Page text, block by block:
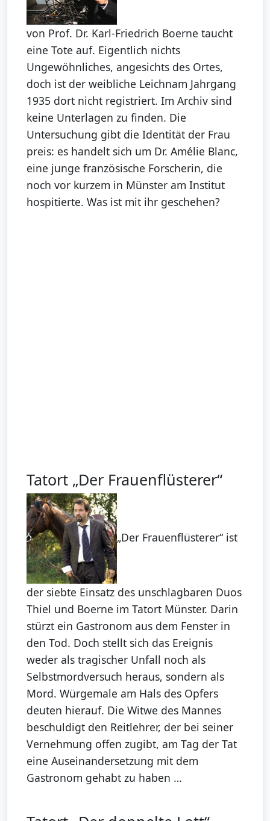
von Prof. Dr. Karl-Friedrich Boerne taucht
eine Tote auf. Eigentlich nichts
Ungewöhnliches, angesichts des Ortes,
doch ist der weibliche Leichnam Jahrgang
1935 dort nicht registriert. Im Archiv sind
keine Unterlagen zu finden. Die
Untersuchung gibt die Identität der Frau
preis: es handelt sich um Dr. Amélie Blanc,
eine junge französische Forscherin, die
noch vor kurzem in Münster am Institut
hospitierte. Was ist mit ihr geschehen?
Tatort „Der Frauenflüsterer“
„Der Frauenflüsterer“ ist
der siebte Einsatz des unschlagbaren Duos
Thiel und Boerne im Tatort Münster. Darin
stürzt ein Gastronom aus dem Fenster in
den Tod. Doch stellt sich das Ereignis
weder als tragischer Unfall noch als
Selbstmordversuch heraus, sondern als
Mord. Würgemale am Hals des Opfers
deuten hierauf. Die Witwe des Mannes
beschuldigt den Reitlehrer, der bei seiner
Vernehmung offen zugibt, am Tag der Tat
eine Auseinandersetzung mit dem
Gastronom gehabt zu haben …